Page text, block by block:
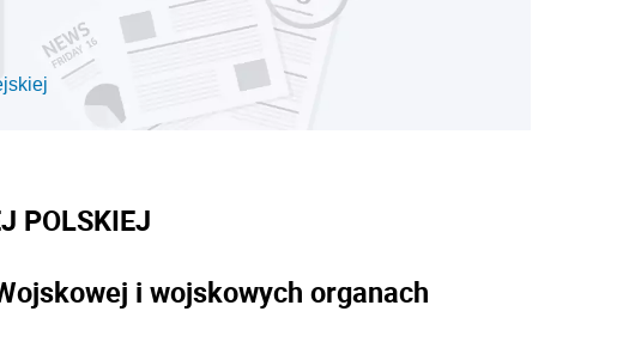
POLSKIEJ
i wojskowych organach